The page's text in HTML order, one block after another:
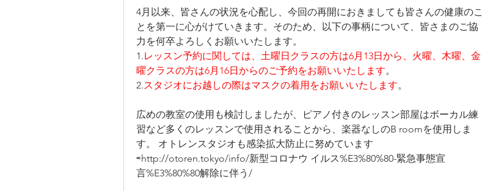
4月以来、皆さんの状況を心配し、今回の再開におきましても皆さんの健康のこ
とを第一に心がけていきます。そのため、以下の事柄について、皆さまのご協
力を何卒よろしくお願いいたします。
1.レッスン予約に関しては、土曜日クラスの方は6月13日から、火曜、木曜、金
曜クラスの方は6月16日からのご予約をお願いいたします。
2.スタジオにお越しの際はマスクの着用をお願いいたします。
広めの教室の使用も検討しましたが、ピアノ付きのレッスン部屋はボーカル練
習など多くのレッスンで使用されることから、楽器なしのB roomを使用しま
す。 オトレンスタジオも感染拡大防止に努めています
⇨http://otoren.tokyo/info/新型コロナウ イルス%E3%80%80-緊急事態宣
言%E3%80%80解除に伴う/